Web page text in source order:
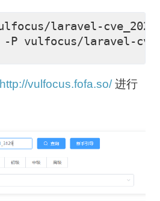
laravel-
http://vulfocus.fofa.so/进行